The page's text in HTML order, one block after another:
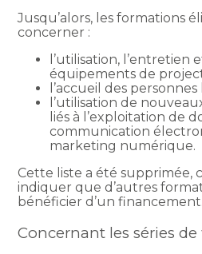
Jusqu’alors, les formations
concerner :
l’utilisation, l’entretien
équipements de
l’accueil des
l’utilisation de
liés à l’exploitation de
communication
marketing numérique.
Cette liste a été supprimée,
indiquer que d’autres
bénéficier d’un financement.
Concernant les séries